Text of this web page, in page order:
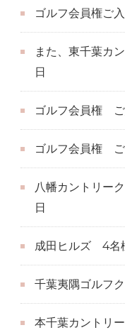
ゴルフ会員権ご
また、東千葉カ
日
ゴルフ会員権
ゴルフ会員権
八幡カントリー
日
成田ヒルズ 4名
千葉夷隅ゴルフ
本千葉カントリ